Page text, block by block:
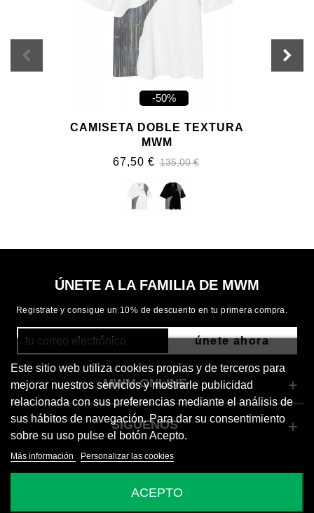
-50%
CAMISETA DOBLE TEXTURA
MWM
67,50 € 135,00 €
ÚNETE A LA FAMILIA DE MWM
Registrate y consigue un 10% de descuento en tu primera compra.
únete ahora
Este sitio web utiliza cookies propias y de terceros para
mejorar nuestros servicios y mostrarle publicidad
relacionada con sus preferencias mediante el análisis de
sus hábitos de navegación. Para dar su consentimiento
sobre su uso pulse el botón Acepto.
Más información Personalizar las cookies
ACEPTO
MWM ONLINE
SÍGUENOS